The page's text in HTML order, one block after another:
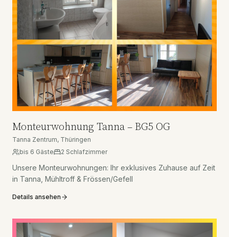
Monteurwohnung Tanna – BG5 OG
Tanna Zentrum, Thüringen
bis 6 Gäste 2 Schlafzimmer
Unsere Monteurwohnungen: Ihr exklusives Zuhause auf Zeit
in Tanna, Mühltroff & Frössen/Gefell
Details ansehen